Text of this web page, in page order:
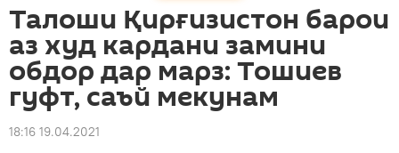
Талоши Қирғизистон барои
аз худ кардани замини
обдор дар марз: Тошиев
гуфт, саъй мекунам
18:16 19.04.2021